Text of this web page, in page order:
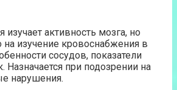
активность мозга, но
изучение кровоснабжения в
сосудов, показатели
Назначается при подозрении на
нарушения.